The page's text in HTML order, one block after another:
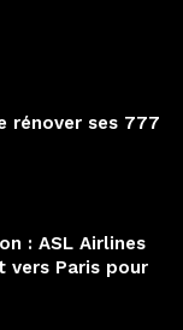
rénover ses 777
: ASL Airlines
vers Paris pour